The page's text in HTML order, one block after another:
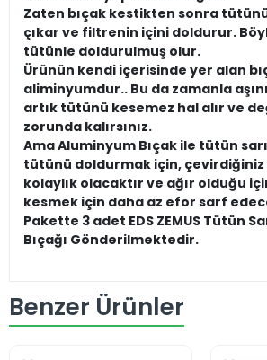
Zaten bıçak kestikten sonra
çıkar ve filtrenin içini doldurur.
tütünle doldurulmuş olur.
Ürünün kendi içerisinde yer alan
aliminyumdur.. Bu da zamanla
artık tütünü kesemez hal alır ve
zorunda kalırsınız.
Ama Aluminyum Bıçak ile tütün
tütünü doldurmak için, çevirdiğiniz
kolaylık olacaktır ve ağır olduğu
kesmek için daha az efor sarf
Pakette 3 adet EDS ZEMUS Tütün
Bıçağı Gönderilmektedir.
Benzer Ürünler